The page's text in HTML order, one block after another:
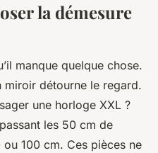
la démesure
manque quelque chose.
miroir détourne le regard.
une horloge XXL ?
les 50 cm de
100 cm. Ces pièces ne